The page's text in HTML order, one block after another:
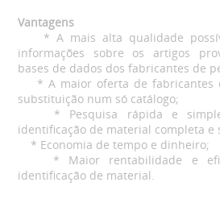
Vantagens
* A mais alta qualidade
informações sobre os artigos
bases de dados dos fabricantes de
* A maior oferta de fabricantes
substituição num só catálogo;
* Pesquisa rápida e
identificação de material completa e
* Economia de tempo e dinheiro;
* Maior rentabilidade e
identificação de material.